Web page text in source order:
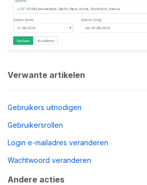
Verwante artikelen
Gebruikers uitnodigen
Gebruikersrollen
Login e-mailadres veranderen
Wachtwoord veranderen
Andere acties